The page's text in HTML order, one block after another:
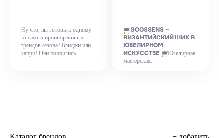
Ну что, вы готовы к одному
из самых проиворечивых
трендов сезона? Бриджи или
капри! Они появились...
👑GOOSSENS –
ВИЗАНТИЙСКИЙ ШИК В
ЮВЕЛИРНОМ
ИСКУССТВЕ 👑Ювелирная
мастерская...
Каталог брендов + добавить